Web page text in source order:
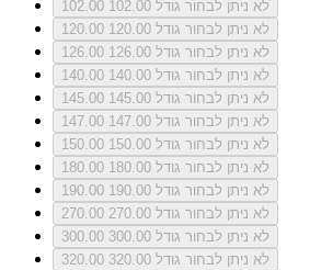
102.00
לא ניתן לבחור גודל 102.00
120.00
לא ניתן לבחור גודל 120.00
126.00
לא ניתן לבחור גודל 126.00
140.00
לא ניתן לבחור גודל 140.00
145.00
לא ניתן לבחור גודל 145.00
147.00
לא ניתן לבחור גודל 147.00
150.00
לא ניתן לבחור גודל 150.00
180.00
לא ניתן לבחור גודל 180.00
190.00
לא ניתן לבחור גודל 190.00
270.00
לא ניתן לבחור גודל 270.00
300.00
לא ניתן לבחור גודל 300.00
320.00
לא ניתן לבחור גודל 320.00